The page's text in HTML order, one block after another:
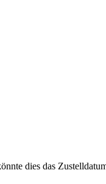
dies das